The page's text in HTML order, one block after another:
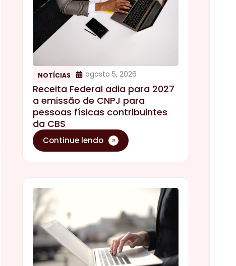
NOTÍCIAS agosto 5, 2026
Receita Federal adia para 2027
a emissão de CNPJ para
pessoas físicas contribuintes
da CBS
Continue lendo